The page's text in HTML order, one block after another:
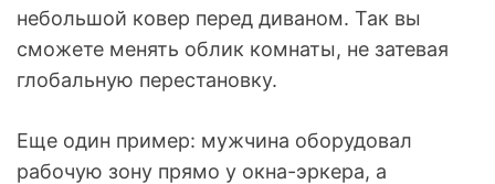
небольшой ковер перед диваном. Так вы
сможете менять облик комнаты, не затевая
глобальную перестановку.
Еще один пример: мужчина оборудовал
рабочую зону прямо у окна-эркера, а